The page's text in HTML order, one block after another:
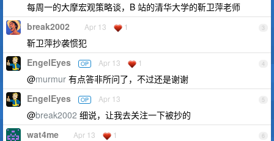
每周一的大摩宏观策略谈，B 站的清华大学的靳卫萍老师
3
break2002 Apr 13 1
靳卫萍抄袭惯犯
4
EngelEyes OP Apr 13 1
@murmur 有点答非所问了，不过还是谢谢
5
EngelEyes OP Apr 13
@break2002 细说，让我去关注一下被抄的
6
wat4me Apr 13 1